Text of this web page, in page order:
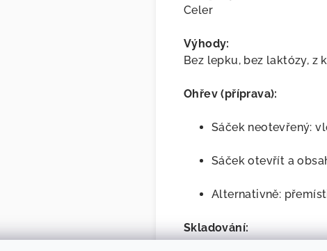
Celer
Výhody:
Bez lepku, bez laktózy, z
Ohřev (příprava):
Sáček neotevřený:
Sáček otevřít a
Alternativně:
Skladování: